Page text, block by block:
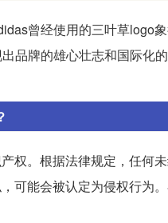
曾经使用的三叶草logo
品牌的雄心壮志和国际化
权。根据法律规定，任何
可能会被认定为侵权行为